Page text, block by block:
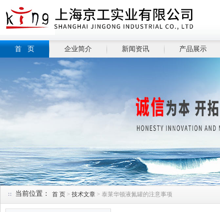
首 页 企业简介 新闻资讯 产品展示
当前位置： 首 页 > 技术文章 > 泰莱华顿液氮罐的注意事项